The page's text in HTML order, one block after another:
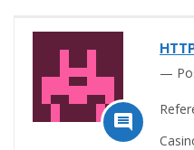
